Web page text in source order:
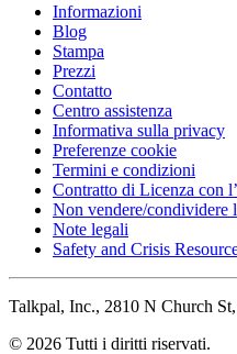
Informazioni
Blog
Stampa
Prezzi
Contatto
Centro assistenza
Informativa sulla privacy
Preferenze cookie
Termini e condizioni
Contratto di Licenza con
Non vendere/condividere
Note legali
Safety and Crisis
Talkpal, Inc., 2810 N Church
© 2026 Tutti i diritti riservati.